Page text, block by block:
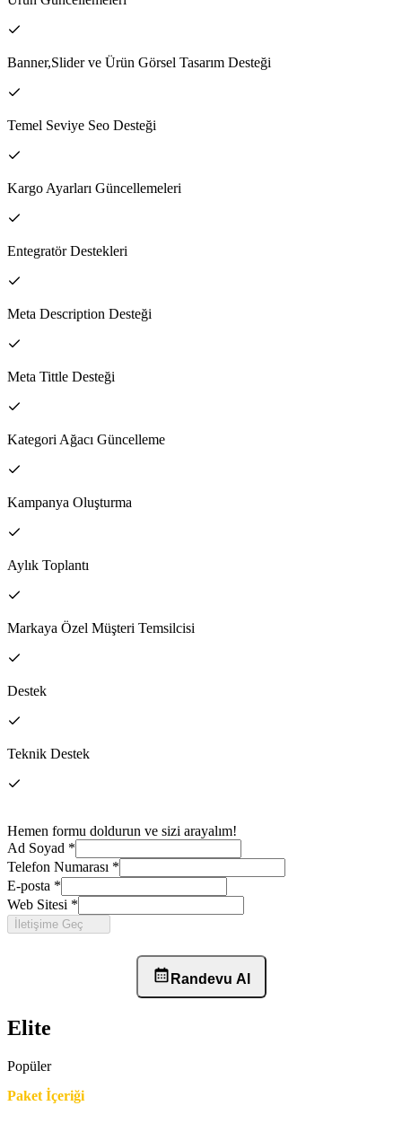
Banner,Slider ve Ürün Görsel Tasarım Desteği
Temel Seviye Seo Desteği
Kargo Ayarları Güncellemeleri
Entegratör Destekleri
Meta Description Desteği
Meta Tittle Desteği
Kategori Ağacı Güncelleme
Kampanya Oluşturma
Aylık Toplantı
Markaya Özel Müşteri Temsilcisi
Destek
Teknik Destek
Hemen formu doldurun ve sizi arayalım!
Ad Soyad *
Telefon Numarası *
E-posta *
Web Sitesi *
İletişime Geç
Randevu Al
Elite
Popüler
Paket İçeriği